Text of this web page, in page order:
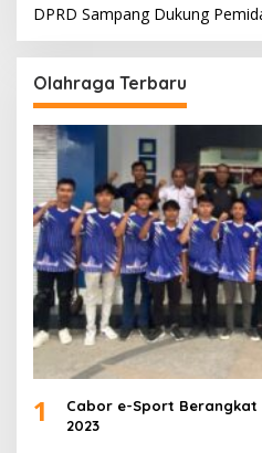
DPRD Sampang Dukung
Olahraga Terbaru
1
Cabor e-Sport
2023